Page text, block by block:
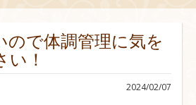
ので体調管理に気を
い！
2024/02/07